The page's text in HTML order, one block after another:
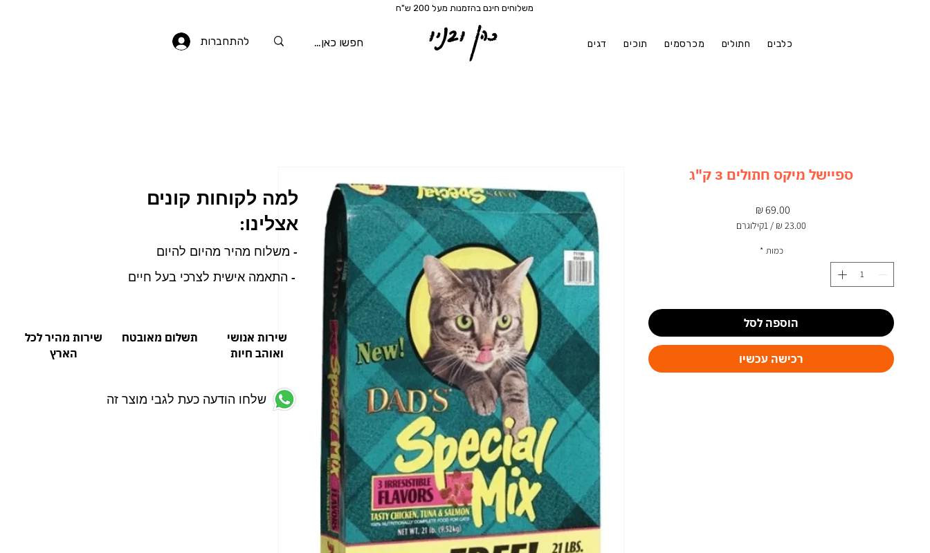
משלוחים חינם בהזמנות מעל 200 ש"ח
להתחברות כהן ובניו דגים תוכים מכרסמים חתולים כלבים
ספיישל מיקס חתולים 3 ק"ג
/ 1קילוגרם
לכלכמות *
הוספה לסל
רכישה עכשיו
למה לקוחות קונים
אצלינו:
- משלוח מהיר מהיום להיום
- התאמה אישית לצרכי בעל חיים
שירות מהיר לכל
הארץ
שלחו הודעה כעת לגבי מוצר זה
תשלום מאובטח
שירות אנושי
ואוהב חיות